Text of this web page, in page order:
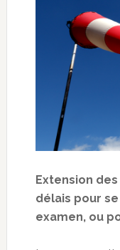
Extension
délais pour
examen, ou